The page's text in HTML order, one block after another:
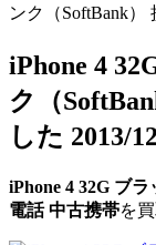
ンク（SoftBank）
iPhone 4
ク（
した 2013/
iPhone 4 32G ブラ
電話中古携帯を